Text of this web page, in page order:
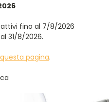
fino al 7/8/2026
31/8/2026.
questa pagina.